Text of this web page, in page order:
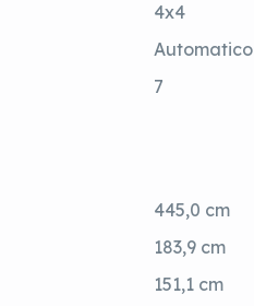
4x4
Automatico
7
445,0 cm
183,9 cm
151,1 cm